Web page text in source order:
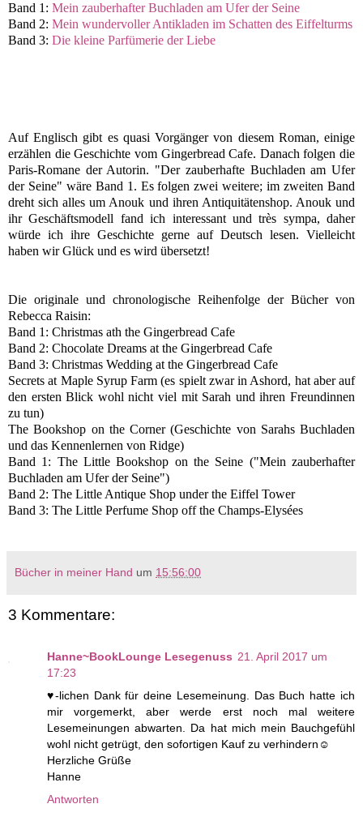
Band 1: Mein zauberhafter Buchladen am Ufer der Seine
Band 2: Mein wundervoller Antikladen im Schatten des Eiffelturms
Band 3: Die kleine Parfümerie der Liebe
Auf Englisch gibt es quasi Vorgänger von diesem Roman, einige
erzählen die Geschichte vom Gingerbread Cafe. Danach folgen die
Paris-Romane der Autorin. "Der zauberhafte Buchladen am Ufer
der Seine" wäre Band 1. Es folgen zwei weitere; im zweiten Band
dreht sich alles um Anouk und ihren Antiquitätenshop. Anouk und
ihr Geschäftsmodell fand ich interessant und très sympa, daher
würde ich ihre Geschichte gerne auf Deutsch lesen. Vielleicht
haben wir Glück und es wird übersetzt!
Die originale und chronologische Reihenfolge der Bücher von
Rebecca Raisin:
Band 1: Christmas ath the Gingerbread Cafe
Band 2: Chocolate Dreams at the Gingerbread Cafe
Band 3: Christmas Wedding at the Gingerbread Cafe
Secrets at Maple Syrup Farm(es spielt zwar in Ashord, hat aber auf
den ersten Blick wohl nicht viel mit Sarah und ihren Freundinnen
zu tun)
The Bookshop on the Corner(Geschichte von Sarahs Buchladen
und das Kennenlernen von Ridge)
Band 1: The Little Bookshop on the Seine ("Mein zauberhafter
Buchladen am Ufer der Seine")
Band 2: The Little Antique Shop under the Eiffel Tower
Band 3: The Little Perfume Shop off the Champs-Elysées
Bücher in meiner Hand um 15:56:00
3 Kommentare:
Hanne~BookLounge Lesegenuss 21. April 2017 um
17:23
♥-lichen Dank für deine Lesemeinung. Das Buch hatte ich
mir vorgemerkt, aber werde erst noch mal weitere
Lesemeinungen abwarten. Da hat mich mein Bauchgefühl
wohl nicht getrügt, den sofortigen Kauf zu verhindern☺
Herzliche Grüße
Hanne
Antworten